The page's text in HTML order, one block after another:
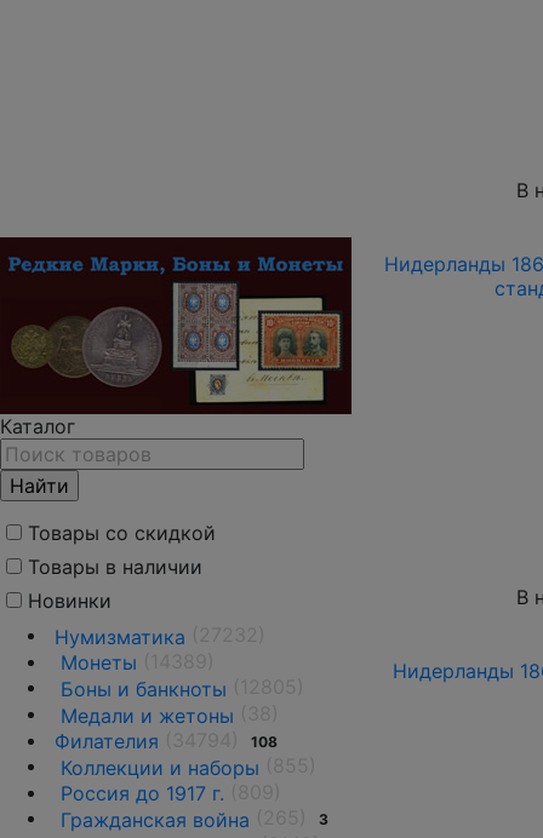
Каталог
Товары со скидкой
Товары в наличии
Новинки
Нумизматика
Монеты
Боны и банкноты
Медали и жетоны
Филателия
108
Коллекции и наборы
Россия до 1917 г.
Гражданская война
3
В
Нидерланды
В
Нидерланды